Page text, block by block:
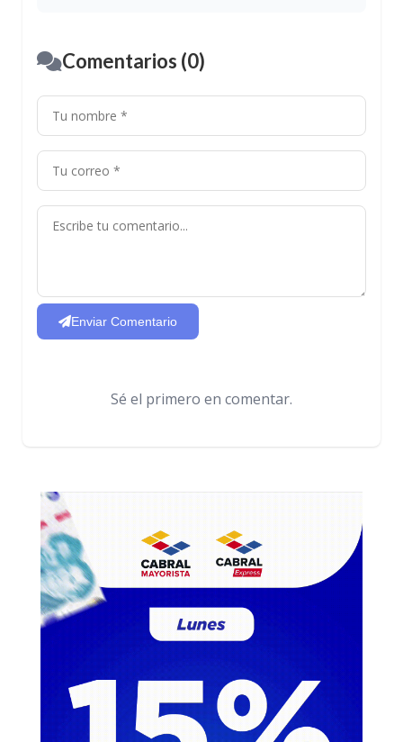
Comentarios (0)
Enviar Comentario
Sé el primero en comentar.